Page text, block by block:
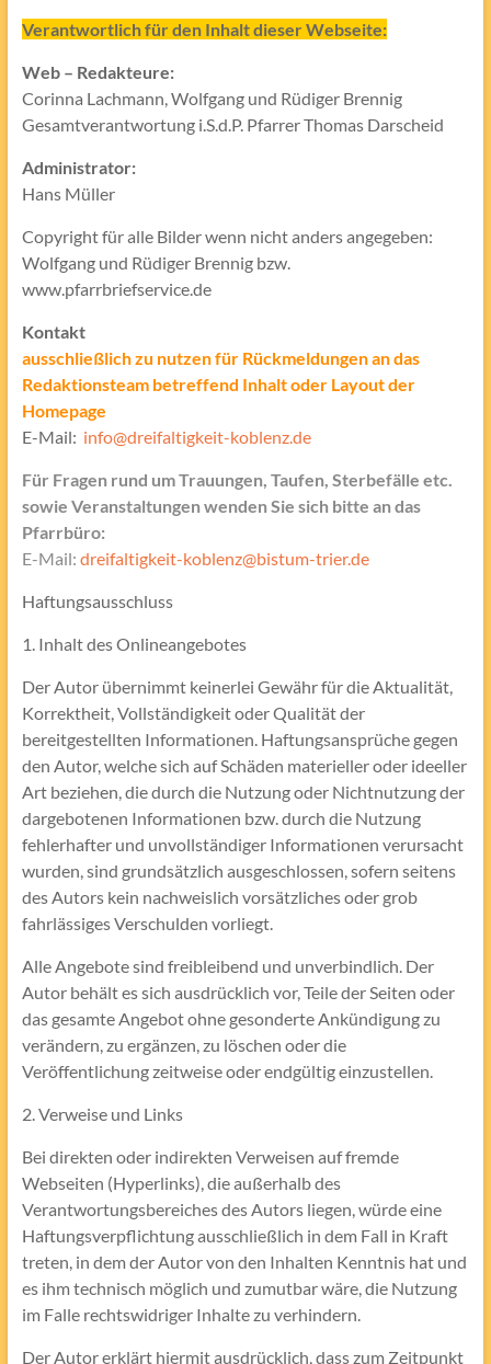
Verantwortlich für den Inhalt dieser Webseite:
Web – Redakteure:
Corinna Lachmann, Wolfgang und Rüdiger Brennig
Gesamtverantwortung i.S.d.P. Pfarrer Thomas Darscheid
Administrator:
Hans Müller
Copyright für alle Bilder wenn nicht anders angegeben:
Wolfgang und Rüdiger Brennig bzw.
www.pfarrbriefservice.de
Kontakt
ausschließlich zu nutzen für Rückmeldungen an das
Redaktionsteam betreffend Inhalt oder Layout der
Homepage
E-Mail: info@dreifaltigkeit-koblenz.de
Für Fragen rund um Trauungen, Taufen, Sterbefälle etc.
sowie Veranstaltungen wenden Sie sich bitte an das
Pfarrbüro:
E-Mail: dreifaltigkeit-koblenz@bistum-trier.de
Haftungsausschluss
1. Inhalt des Onlineangebotes
Der Autor übernimmt keinerlei Gewähr für die Aktualität,
Korrektheit, Vollständigkeit oder Qualität der
bereitgestellten Informationen. Haftungsansprüche gegen
den Autor, welche sich auf Schäden materieller oder ideeller
Art beziehen, die durch die Nutzung oder Nichtnutzung der
dargebotenen Informationen bzw. durch die Nutzung
fehlerhafter und unvollständiger Informationen verursacht
wurden, sind grundsätzlich ausgeschlossen, sofern seitens
des Autors kein nachweislich vorsätzliches oder grob
fahrlässiges Verschulden vorliegt.
Alle Angebote sind freibleibend und unverbindlich. Der
Autor behält es sich ausdrücklich vor, Teile der Seiten oder
das gesamte Angebot ohne gesonderte Ankündigung zu
verändern, zu ergänzen, zu löschen oder die
Veröffentlichung zeitweise oder endgültig einzustellen.
2. Verweise und Links
Bei direkten oder indirekten Verweisen auf fremde
Webseiten (Hyperlinks), die außerhalb des
Verantwortungsbereiches des Autors liegen, würde eine
Haftungsverpflichtung ausschließlich in dem Fall in Kraft
treten, in dem der Autor von den Inhalten Kenntnis hat und
es ihm technisch möglich und zumutbar wäre, die Nutzung
im Falle rechtswidriger Inhalte zu verhindern.
Der Autor erklärt hiermit ausdrücklich, dass zum Zeitpunkt